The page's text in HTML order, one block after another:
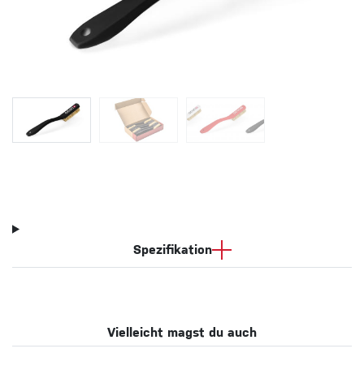
Spezifikation
Vielleicht magst du auch